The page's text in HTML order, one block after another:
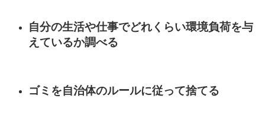
自分の生活や仕事でどれくらい環境負荷を与
えているか調べる
ゴミを自治体のルールに従って捨てる